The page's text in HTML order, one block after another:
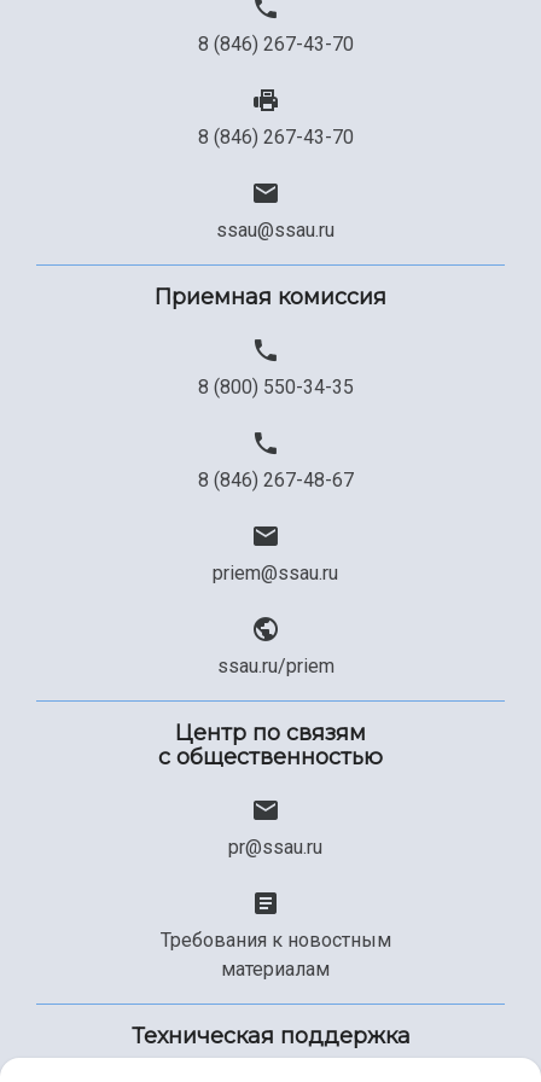
Сведения об образовательной организации
8 (846) 267-43-70
8 (846) 267-43-70
ssau@ssau.ru
Приемная комиссия
8 (800) 550-34-35
8 (846) 267-48-67
priem@ssau.ru
ssau.ru/priem
Центр по связям
с общественностью
pr@ssau.ru
Требования к новостным
материалам
Техническая поддержка